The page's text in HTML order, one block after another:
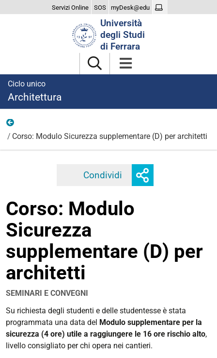
Servizi Online SOS myDesk@edu
Università
degli Studi
di Ferrara
Ciclo unico
Architettura
Corso: Modulo Sicurezza supplementare (D) per architetti
Condividi Facebook
Corso: Modulo
Sicurezza
supplementare (D) per
architetti
SEMINARI E CONVEGNI
https://corsi.unife.it/it/lm-
architettura/eventi/2025/corso-
modulo-
sicurezza-
Su richiesta degli studenti e delle studentesse è stata
programmata una data del Modulo supplementare per la
sicurezza (4 ore) utile a raggiungere le 16 ore rischio alto,
livello consigliato per chi opera nei cantieri.